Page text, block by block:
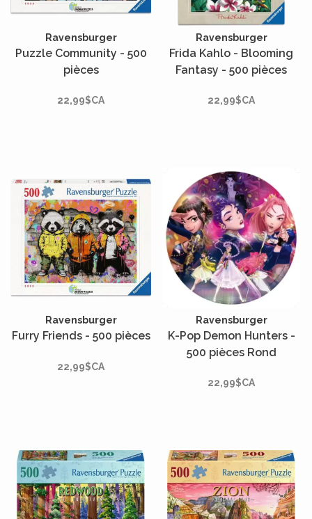
Ravensburger
Puzzle Community - 500
pièces
22,99$CA
Ravensburger
Frida Kahlo - Blooming
Fantasy - 500 pièces
22,99$CA
Ravensburger
Furry Friends - 500 pièces
22,99$CA
Ravensburger
K-Pop Demon Hunters -
500 pièces Rond
22,99$CA